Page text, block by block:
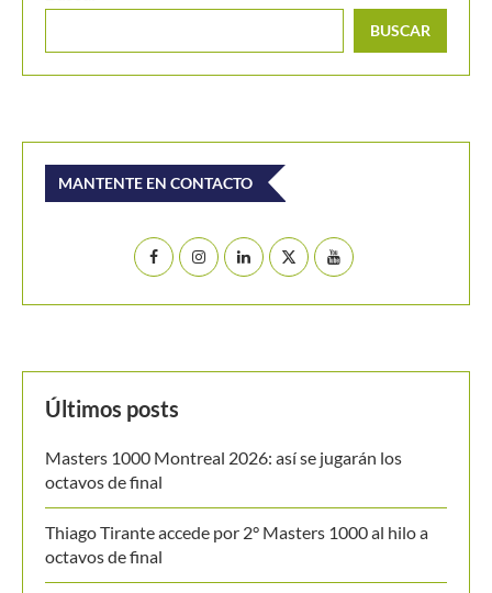
Buscar
BUSCAR
MANTENTE EN CONTACTO
Masters 1000 Montreal 2026: así se jugarán los
octavos de final
Thiago Tirante accede por 2° Masters 1000 al hilo a
octavos de final